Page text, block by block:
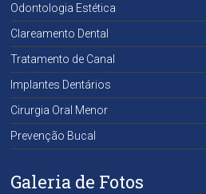
Odontologia Estética
Clareamento Dental
Tratamento de Canal
Implantes Dentários
Cirurgia Oral Menor
Prevenção Bucal
Galeria de Fotos